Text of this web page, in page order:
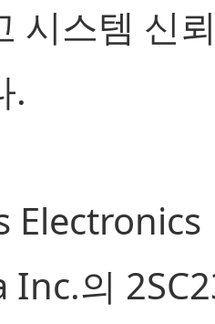
시스템 신
.
Electronics
Inc.의